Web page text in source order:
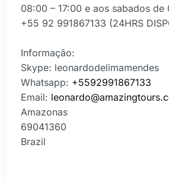
08:00 – 17:00 e aos sabados
+55 92 991867133 (24HRS
Informação:
Skype: leonardodelimamendes
Whatsapp: +5592991867133
Email:
Amazonas
69041360
Brazil